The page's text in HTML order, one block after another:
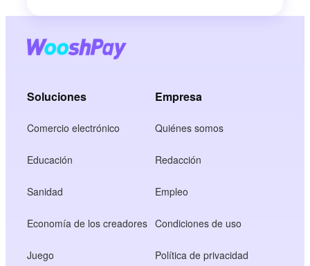
Soluciones
Comercio electrónico
Educación
Sanidad
Economía de los creadores
Juego
Empresa
Quiénes somos
Redacción
Empleo
Condiciones de uso
Política de privacidad